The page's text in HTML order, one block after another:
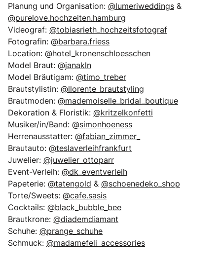
Planung und Organisation: @lumeriweddings &
@purelove.hochzeiten.hamburg
Videograf: @tobiasrieth_hochzeitsfotograf
Fotografin: @barbara.friess
Location: @hotel_kronenschloesschen
Model Braut: @janakln
Model Bräutigam: @timo_treber
Brautstylistin: @llorente_brautstyling
Brautmoden: @mademoiselle_bridal_boutique
Dekoration & Floristik: @kritzelkonfetti
Musiker/in/Band: @simonhoeness
Herrenausstatter: @fabian_zimmer_
Brautauto: @teslaverleihfrankfurt
Juwelier: @juwelier_ottoparr
Event-Verleih: @dk_eventverleih
Papeterie: @tatengold & @schoenedeko_shop
Torte/Sweets: @cafe.sasis
Cocktails: @black_bubble_bee
Brautkrone: @diademdiamant
Schuhe: @prange_schuhe
Schmuck: @madamefeli_accessories